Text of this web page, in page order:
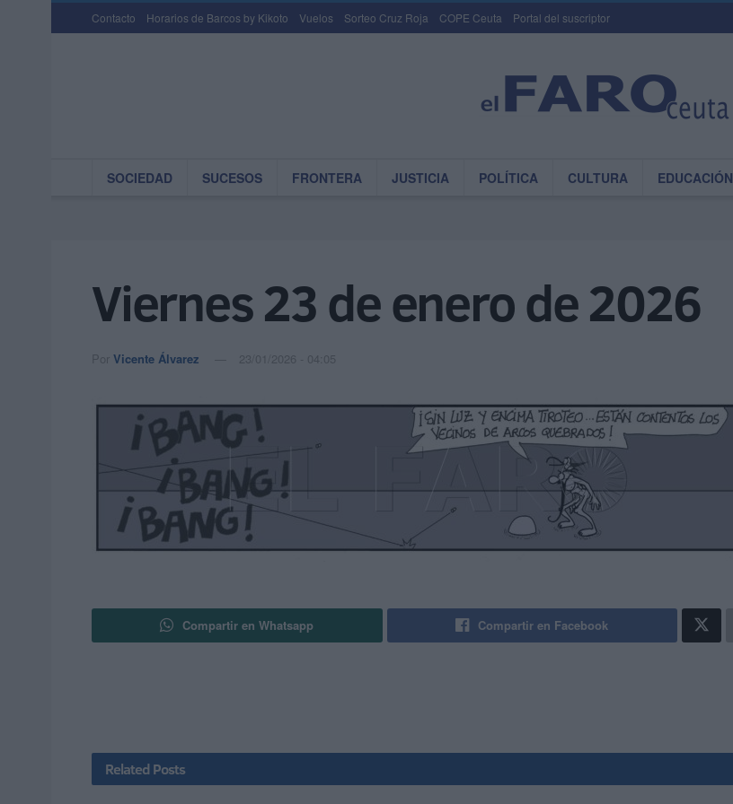
Contacto Horarios de Barcos by Kikoto Vuelos Sorteo Cruz Roja COPE Ceuta Portal del suscriptor
SOCIEDAD SUCESOS FRONTERA JUSTICIA POLÍTICA CULTURA EDUCACIÓN
Viernes 23 de enero de 2026
Por Vicente Álvarez 23/01/2026 - 04:05
Compartir en Whatsapp Compartir en Facebook
Related Posts